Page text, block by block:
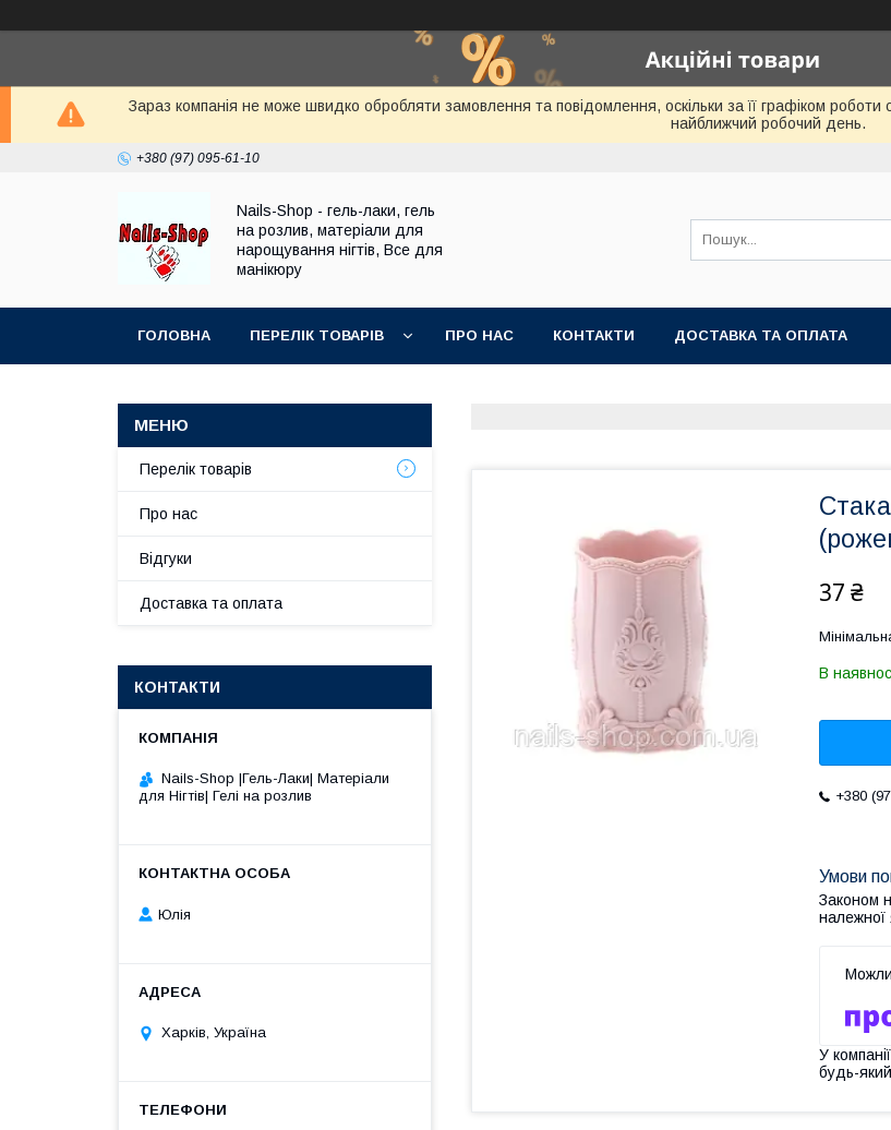
Зараз компанія не може швидко обробляти замовлення та повідомлення, оскільки за її графіком
найближчий робочий день.
+380 (97) 095-61-10
Nails-Shop - гель-лаки, гель
на розлив, матеріали для
нарощування нігтів, Все для
манікюру
ГОЛОВНА ПЕРЕЛІК ТОВАРІВ ПРО НАС КОНТАКТИ ДОСТАВКА ТА ОПЛАТА
37 ₴
В
+380
Законом
належної
У
будь-
Перелік товарів
Про нас
Відгуки
Доставка та оплата
КОНТАКТИ
Nails-Shop |Гель-Лаки| Матеріали
для Нігтів| Гелі на розлив
Юлія
Харків, Україна